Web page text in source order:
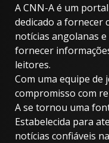
A CNN-A é um
dedicado a fornecer
notícias angolanas
fornecer
leitores.
Com uma equipe de
compromisso com
A se tornou uma
Estabelecida para
notícias confiáveis